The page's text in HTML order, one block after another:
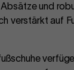
Absätze und
verstärkt auf